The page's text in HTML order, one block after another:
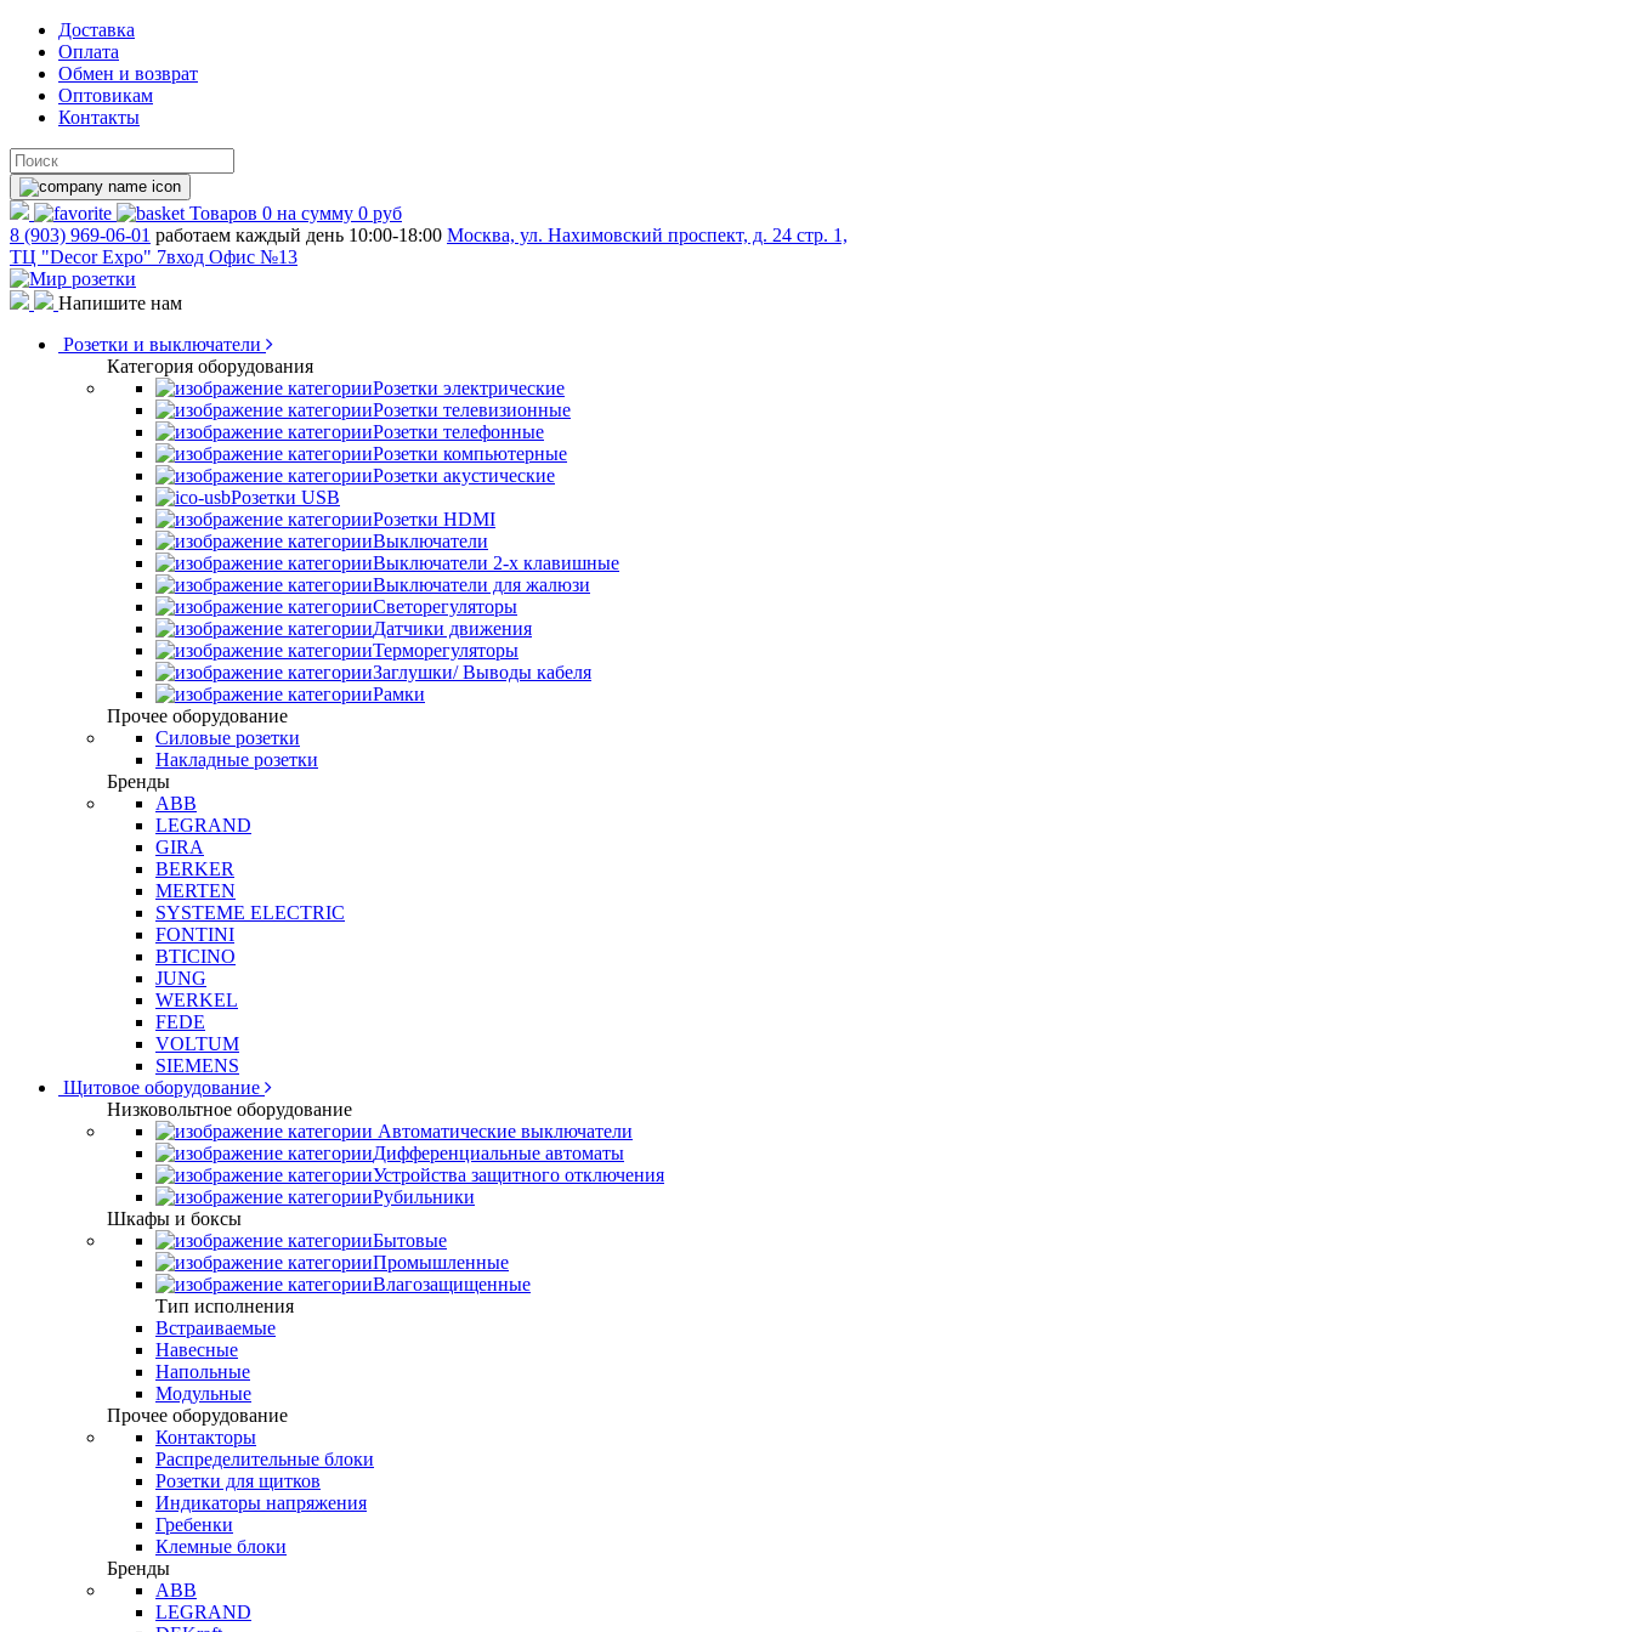
Доставка
Оплата
Обмен и возврат
Оптовикам
Контакты
Товаров 0 на сумму 0 руб
8 (903) 969-06-01 работаем каждый день 10:00-18:00 Москва, ул. Нахимовский проспект, д. 24 стр. 1,
ТЦ "Decor Expo" 7вход Офис №13
Напишите нам
Розетки и выключатели
Категория оборудования
Розетки электрические
Розетки телевизионные
Розетки телефонные
Розетки компьютерные
Розетки акустические
Розетки USB
Розетки HDMI
Выключатели
Выключатели 2-х клавишные
Выключатели для жалюзи
Светорегуляторы
Датчики движения
Терморегуляторы
Заглушки/ Выводы кабеля
Рамки
Прочее оборудование
Силовые розетки
Накладные розетки
Бренды
ABB
LEGRAND
GIRA
BERKER
MERTEN
SYSTEME ELECTRIC
FONTINI
BTICINO
JUNG
WERKEL
FEDE
VOLTUM
SIEMENS
Щитовое оборудование
Низковольтное оборудование
Автоматические выключатели
Дифференциальные автоматы
Устройства защитного отключения
Рубильники
Шкафы и боксы
Бытовые
Промышленные
Влагозащищенные
Тип исполнения
Встраиваемые
Навесные
Напольные
Модульные
Прочее оборудование
Контакторы
Распределительные блоки
Розетки для щитков
Индикаторы напряжения
Гребенки
Клемные блоки
Бренды
ABB
LEGRAND